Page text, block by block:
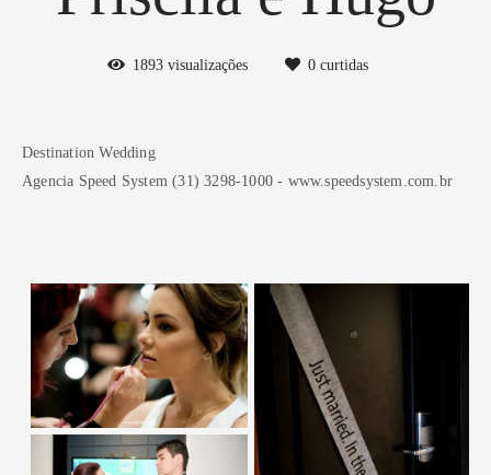
1893visualizações 0curtidas
Destination Wedding
Agencia Speed System (31) 3298-1000 - www.speedsystem.com.br